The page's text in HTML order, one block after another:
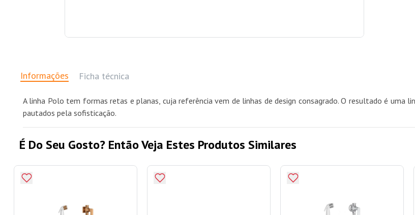
Informações Ficha técnica
A linha Polo tem formas retas e planas, cuja referência vem de linhas de design consagrado. O resultado é uma
pautados pela sofisticação.
É Do Seu Gosto? Então Veja Estes Produtos Similares